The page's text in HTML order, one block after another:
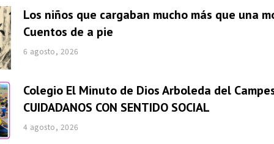
Los niños que cargaban mucho más que una
Cuentos de a pie
6 agosto, 2026
Colegio El Minuto de Dios Arboleda del
CUIDADANOS CON SENTIDO SOCIAL
4 agosto, 2026